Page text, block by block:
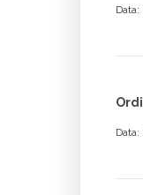
Data:
Data: